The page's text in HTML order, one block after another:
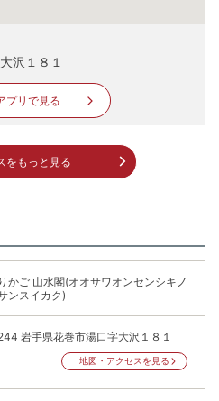
沢１８１
プリで見る
をもっと見る
かご 山水閣(オオサワオンセンシキノ
ンスイカク)
岩手県花巻市湯口字大沢１８１
地図・アクセスを見る